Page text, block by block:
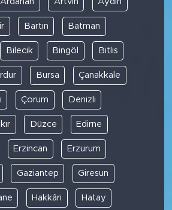
Bartın Batman
Bilecik Bingöl Bitlis
Bursa Çanakkale
Çorum Denizli
Düzce Edirne
Erzincan Erzurum
Gaziantep Giresun
Hakkâri Hatay